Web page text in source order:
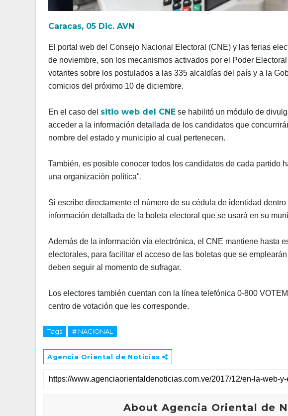
Caracas, 05 Dic. AVN
El portal web del Consejo Nacional Electoral (CNE) y las ferias
de noviembre, son los mecanismos activados por el Poder
votantes sobre los postulados a las 335 alcaldías del país y a la
comicios del próximo 10 de diciembre.
En el caso del sitio web del CNE se habilitó un módulo de
acceder a la información detallada de los candidatos que
nombre del estado y municipio al cual pertenecen.
También, es posible conocer todos los candidatos de cada partido
una organización política".
Si escribe directamente el número de su cédula de identidad
información detallada de la boleta electoral que se usará en su
Además de la información vía electrónica, el CNE mantiene hasta
electorales, para facilitar el acceso de las boletas que se
deben seguir al momento de sufragar.
Los electores también cuentan con la línea telefónica 0-800
centro de votación que les corresponde.
Tags # NACIONAL
Agencia Oriental de Noticias
About Agencia Oriental de